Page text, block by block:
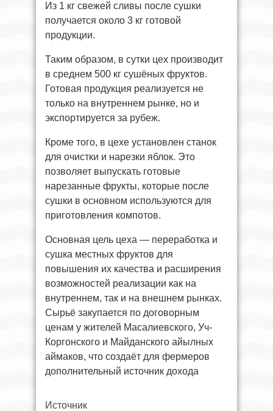
Из 1 кг свежей сливы после сушки
получается около 3 кг готовой
продукции.
Таким образом, в сутки цех производит
в среднем 500 кг сушёных фруктов.
Готовая продукция реализуется не
только на внутреннем рынке, но и
экспортируется за рубеж.
Кроме того, в цехе установлен станок
для очистки и нарезки яблок. Это
позволяет выпускать готовые
нарезанные фрукты, которые после
сушки в основном используются для
приготовления компотов.
Основная цель цеха — переработка и
сушка местных фруктов для
повышения их качества и расширения
возможностей реализации как на
внутреннем, так и на внешнем рынках.
Сырьё закупается по договорным
ценам у жителей Масалиевского, Уч-
Коргонского и Майданского айылных
аймаков, что создаёт для фермеров
дополнительный источник дохода
Источник